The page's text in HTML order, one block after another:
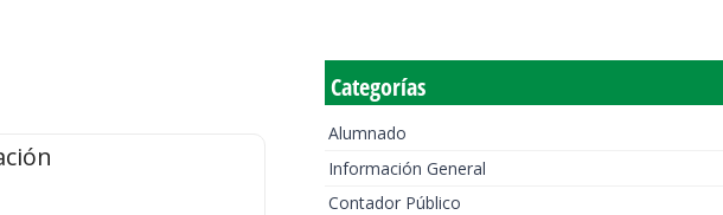
Categorías
Alumnado
Información General
Contador Público